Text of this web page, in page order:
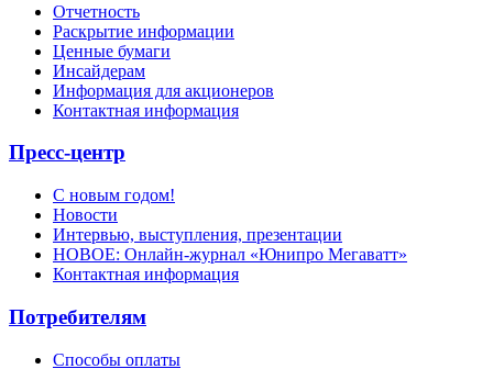
Отчетность
Раскрытие информации
Ценные бумаги
Инсайдерам
Информация для акционеров
Контактная информация
Пресс-центр
С новым годом!
Новости
Интервью, выступления, презентации
НОВОЕ: Онлайн-журнал «Юнипро Мегаватт»
Контактная информация
Потребителям
Способы оплаты